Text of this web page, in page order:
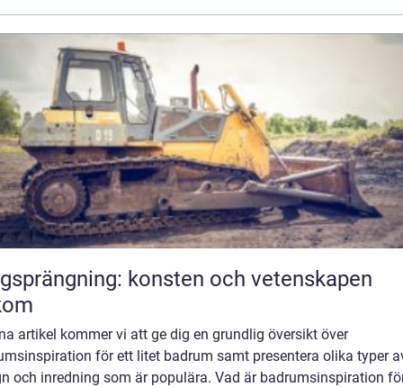
konsten och vetenskapen
artikel kommer vi att ge dig en grundlig översikt över
för ett litet badrum samt presentera olika typer
och inredning som är populära. Vad är badrumsinspiration